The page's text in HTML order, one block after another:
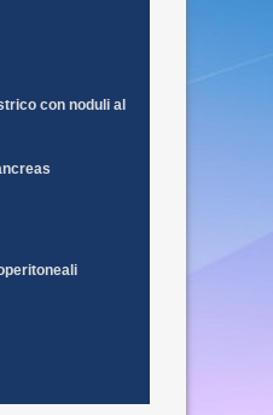
con noduli al